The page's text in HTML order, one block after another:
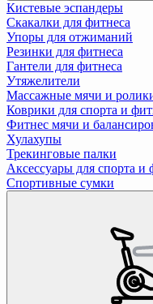
Кистевые эспандеры
Скакалки для фитнеса
Упоры для отжиманий
Резинки для фитнеса
Гантели для фитнеса
Утяжелители
Массажные мячи и
Коврики для спорта и
Фитнес мячи и
Хулахупы
Трекинговые палки
Аксессуары для спорта и
Спортивные сумки